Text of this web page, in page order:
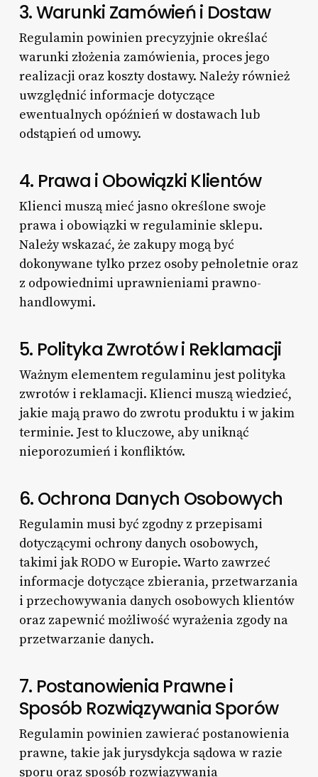
3. Warunki Zamówień i Dostaw
Regulamin powinien precyzyjnie określać
warunki złożenia zamówienia, proces jego
realizacji oraz koszty dostawy. Należy również
uwzględnić informacje dotyczące
ewentualnych opóźnień w dostawach lub
odstąpień od umowy.
4. Prawa i Obowiązki Klientów
Klienci muszą mieć jasno określone swoje
prawa i obowiązki w regulaminie sklepu.
Należy wskazać, że zakupy mogą być
dokonywane tylko przez osoby pełnoletnie oraz
z odpowiednimi uprawnieniami prawno-
handlowymi.
5. Polityka Zwrotów i Reklamacji
Ważnym elementem regulaminu jest polityka
zwrotów i reklamacji. Klienci muszą wiedzieć,
jakie mają prawo do zwrotu produktu i w jakim
terminie. Jest to kluczowe, aby uniknąć
nieporozumień i konfliktów.
6. Ochrona Danych Osobowych
Regulamin musi być zgodny z przepisami
dotyczącymi ochrony danych osobowych,
takimi jak RODO w Europie. Warto zawrzeć
informacje dotyczące zbierania, przetwarzania
i przechowywania danych osobowych klientów
oraz zapewnić możliwość wyrażenia zgody na
przetwarzanie danych.
7. Postanowienia Prawne i
Sposób Rozwiązywania Sporów
Regulamin powinien zawierać postanowienia
prawne, takie jak jurysdykcja sądowa w razie
sporu oraz sposób rozwiązywania